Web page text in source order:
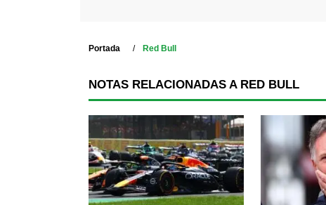
Portada Red Bull
NOTAS RELACIONADAS A RED BULL